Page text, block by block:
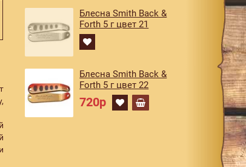
Блесна Smith Back &
Forth 5 г цвет 21
Блесна Smith Back &
Forth 5 г цвет 22
720р